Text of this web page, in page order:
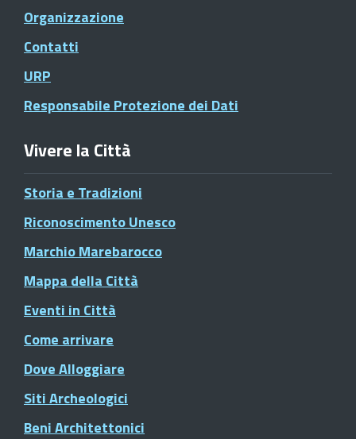
Organizzazione
Contatti
URP
Responsabile Protezione dei Dati
Vivere la Città
Storia e Tradizioni
Riconoscimento Unesco
Marchio Marebarocco
Mappa della Città
Eventi in Città
Come arrivare
Dove Alloggiare
Siti Archeologici
Beni Architettonici